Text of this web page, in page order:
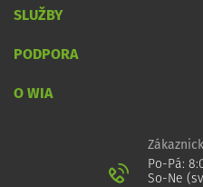
SLUŽBY
PODPORA
O WIA
Po-Pá:
So-Ne